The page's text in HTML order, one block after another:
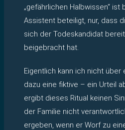
„gefährlichen Halbwissen“
Assistent beteiligt, nur, dass
sich der Todeskandidat
beigebracht hat.
Eigentlich kann ich nicht
dazu eine fiktive – ein Urteil
ergibt dieses Ritual keinen
der Familie nicht
ergeben, wenn er Worf zu